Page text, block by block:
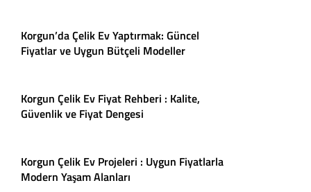
Korgun’da Çelik Ev Yaptırmak: Güncel
Fiyatlar ve Uygun Bütçeli Modeller
Korgun Çelik Ev Fiyat Rehberi : Kalite,
Güvenlik ve Fiyat Dengesi
Korgun Çelik Ev Projeleri : Uygun Fiyatlarla
Modern Yaşam Alanları